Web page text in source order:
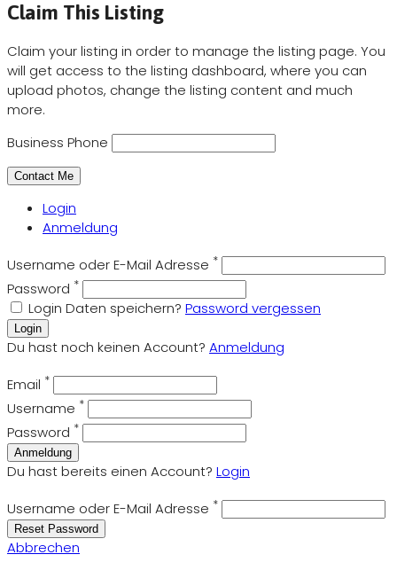
Claim This Listing
Claim your listing in order to manage the listing page. You
will get access to the listing dashboard, where you can
upload photos, change the listing content and much
more.
Business Phone
Login
Anmeldung
Username oder E-Mail Adresse *
Password *
Login Daten speichern? Password vergessen
Login
Du hast noch keinen Account? Anmeldung
Email *
Username *
Password *
Anmeldung
Du hast bereits einen Account? Login
Username oder E-Mail Adresse *
Reset Password
Abbrechen